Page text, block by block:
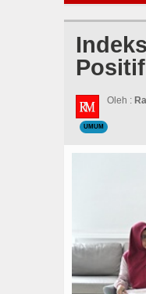
Oleh :
UMUM